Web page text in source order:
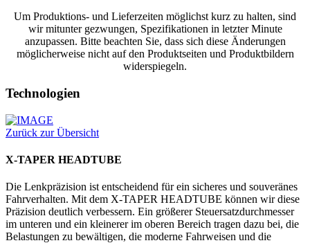
Um Produktions- und Lieferzeiten möglichst kurz zu halten, sind
wir mitunter gezwungen, Spezifikationen in letzter Minute
anzupassen. Bitte beachten Sie, dass sich diese Änderungen
möglicherweise nicht auf den Produktseiten und Produktbildern
widerspiegeln.
Technologien
Zurück zur Übersicht
X-TAPER HEADTUBE
Die Lenkpräzision ist entscheidend für ein sicheres und souveränes
Fahrverhalten. Mit dem X-TAPER HEADTUBE können wir diese
Präzision deutlich verbessern. Ein größerer Steuersatzdurchmesser
im unteren und ein kleinerer im oberen Bereich tragen dazu bei, die
Belastungen zu bewältigen, die moderne Fahrweisen und die